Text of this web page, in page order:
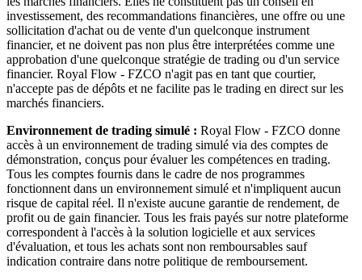
investissement, des recommandations financières, une offre ou une
sollicitation d'achat ou de vente d'un quelconque instrument
financier, et ne doivent pas non plus être interprétées comme une
approbation d'une quelconque stratégie de trading ou d'un service
financier. Royal Flow - FZCO n'agit pas en tant que courtier,
n'accepte pas de dépôts et ne facilite pas le trading en direct sur les
marchés financiers.
Environnement de trading simulé : Royal Flow - FZCO donne
accès à un environnement de trading simulé via des comptes de
démonstration, conçus pour évaluer les compétences en trading.
Tous les comptes fournis dans le cadre de nos programmes
fonctionnent dans un environnement simulé et n'impliquent aucun
risque de capital réel. Il n'existe aucune garantie de rendement, de
profit ou de gain financier. Tous les frais payés sur notre plateforme
correspondent à l'accès à la solution logicielle et aux services
d'évaluation, et tous les achats sont non remboursables sauf
indication contraire dans notre politique de remboursement.